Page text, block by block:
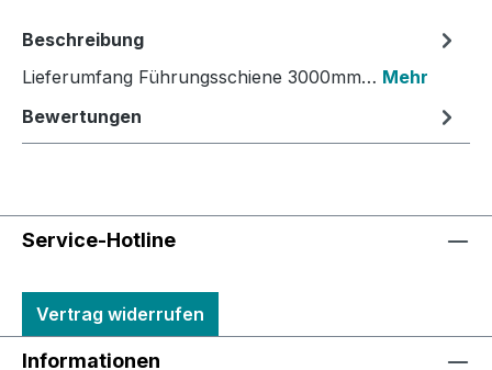
Beschreibung
Lieferumfang Führungsschiene 3000mm… Mehr
Bewertungen
Service-Hotline
Vertrag widerrufen
Informationen